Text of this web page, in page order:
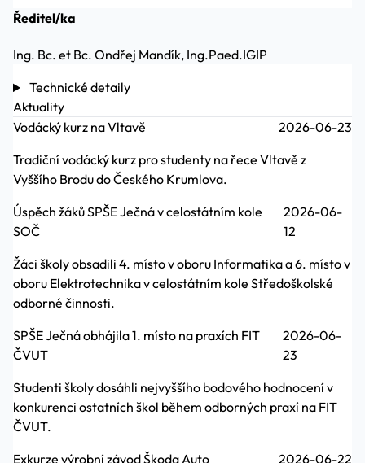
Ředitel/ka
Ing. Bc. et Bc. Ondřej Mandík, Ing.Paed.IGIP
Technické detaily
Aktuality
Vodácký kurz na Vltavě
2026-06-23
Tradiční vodácký kurz pro studenty na řece Vltavě z
Vyššího Brodu do Českého Krumlova.
Úspěch žáků SPŠE Ječná v celostátním kole
SOČ
2026-06-
12
Žáci školy obsadili 4. místo v oboru Informatika a 6. místo v
oboru Elektrotechnika v celostátním kole Středoškolské
odborné činnosti.
SPŠE Ječná obhájila 1. místo na praxích FIT
ČVUT
2026-06-
23
Studenti školy dosáhli nejvyššího bodového hodnocení v
konkurenci ostatních škol během odborných praxí na FIT
ČVUT.
Exkurze výrobní závod Škoda Auto
2026-06-22